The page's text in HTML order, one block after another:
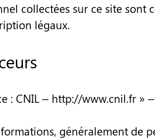
collectées sur ce site sont
légaux.
: CNIL – http://www.cnil.fr »
généralement de